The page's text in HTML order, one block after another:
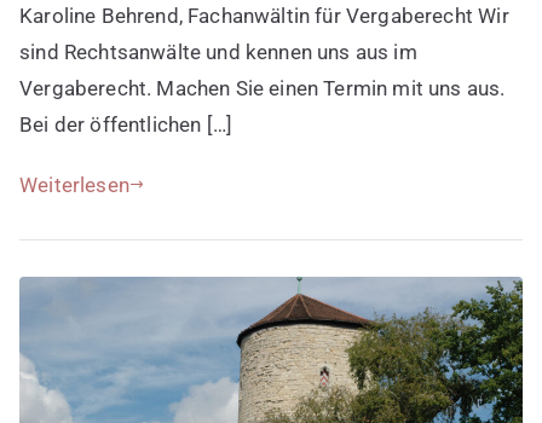
Karoline Behrend, Fachanwältin für Vergaberecht Wir
sind Rechtsanwälte und kennen uns aus im
Vergaberecht. Machen Sie einen Termin mit uns aus.
Bei der öffentlichen […]
Weiterlesen